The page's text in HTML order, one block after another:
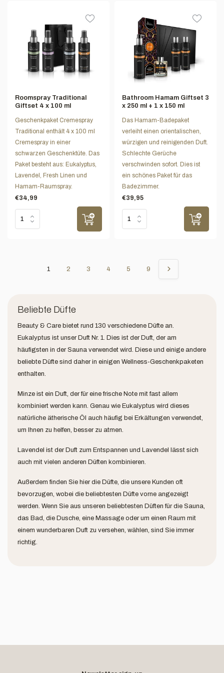
Roomspray Traditional
Giftset 4 x 100 ml
Geschenkpaket Cremespray
Traditional enthält 4 x 100 ml
Cremespray in einer
schwarzen Geschenktüte. Das
Paket besteht aus: Eukalyptus,
Lavendel, Fresh Linen und
Hamam-Raumspray.
€34,99
Bathroom Hamam Giftset 3
x 250 ml + 1 x 150 ml
Das Hamam-Badepaket
verleiht einen orientalischen,
würzigen und reinigenden Duft.
Schlechte Gerüche
verschwinden sofort. Dies ist
ein schönes Paket für das
Badezimmer.
€39,95
1 2 3 4 5 9
Beliebte Düfte
Beauty & Care bietet rund 130 verschiedene Düfte an.
Eukalyptus ist unser Duft Nr. 1. Dies ist der Duft, der am
häufigsten in der Sauna verwendet wird. Diese und einige andere
beliebte Düfte sind daher in einigen Wellness-Geschenkpaketen
enthalten.
Minze ist ein Duft, der für eine frische Note mit fast allem
kombiniert werden kann. Genau wie Eukalyptus wird dieses
natürliche ätherische Öl auch häufig bei Erkältungen verwendet,
um Ihnen zu helfen, besser zu atmen.
Lavendel ist der Duft zum Entspannen und Lavendel lässt sich
auch mit vielen anderen Düften kombinieren.
Außerdem finden Sie hier die Düfte, die unsere Kunden oft
bevorzugen, wobei die beliebtesten Düfte vorne angezeigt
werden. Wenn Sie aus unseren beliebtesten Düften für die Sauna,
das Bad, die Dusche, eine Massage oder um einen Raum mit
einem wunderbaren Duft zu versehen, wählen, sind Sie immer
richtig.